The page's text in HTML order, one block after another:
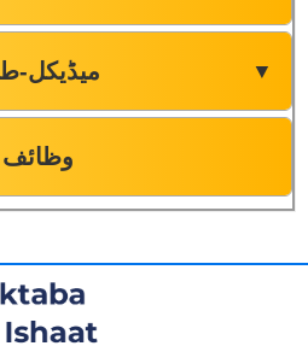
میڈیکل- ▼
وظائف